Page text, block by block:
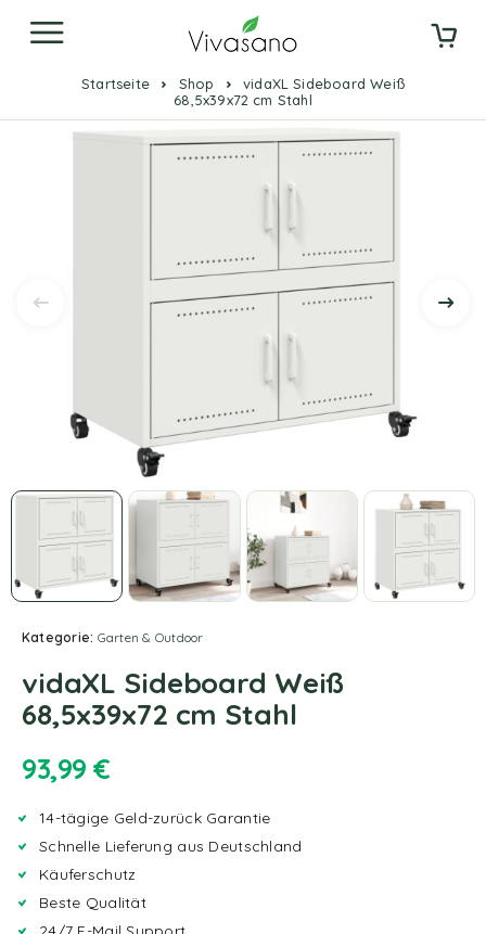
Startseite Shop
vidaXL Sideboard Weiß
68,5x39x72 cm Stahl
Kategorie: Garten & Outdoor
vidaXL Sideboard Weiß
68,5x39x72 cm Stahl
93,99 €
14-tägige Geld-zurück Garantie
Schnelle Lieferung aus Deutschland
Käuferschutz
Beste Qualität